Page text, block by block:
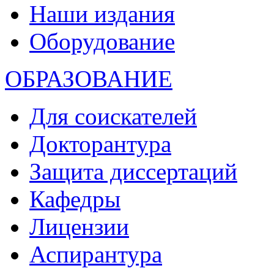
Наши издания
Оборудование
ОБРАЗОВАНИЕ
Для соискателей
Докторантура
Защита диссертаций
Кафедры
Лицензии
Аспирантура